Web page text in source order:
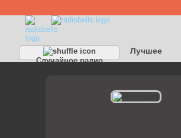
Случайное радио
Лучшее